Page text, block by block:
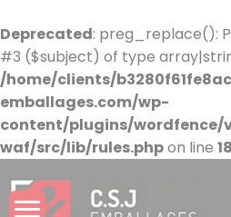
Deprecated: preg_replace():
#3 ($subject) of type
/home/clients/
emballages.com/wp-
content/plugins/
waf/src/lib/rules.phpon line